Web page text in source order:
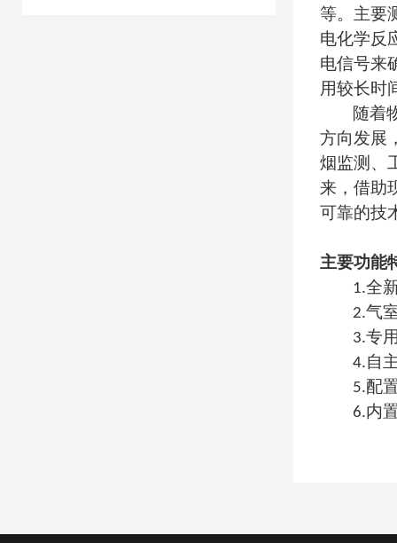
等。 主要
电化学反
电信号来
用较长时
随着
方向发展
烟监测、
来，借助
可靠的技
主要功能
1.全
2.气
3.专
4.自
5.配
6.内